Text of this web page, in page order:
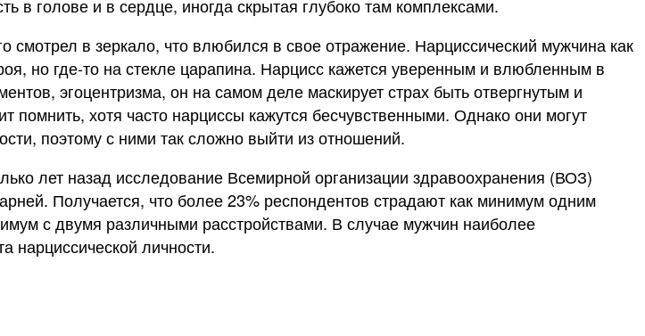
в голове и в сердце, иногда скрытая глубоко там комплексами.
в зеркало, что влюбился в свое отражение. Нарциссический мужчина как
но где-то на стекле царапина. Нарцисс кажется уверенным и влюбленным в
эгоцентризма, он на самом деле маскирует страх быть отвергнутым и
помнить, хотя часто нарциссы кажутся бесчувственными. Однако они могут
поэтому с ними так сложно выйти из отношений.
лет назад исследование Всемирной организации здравоохранения (ВОЗ)
Получается, что более 23% респондентов страдают как минимум одним
с двумя различными расстройствами. В случае мужчин наиболее
нарциссической личности.